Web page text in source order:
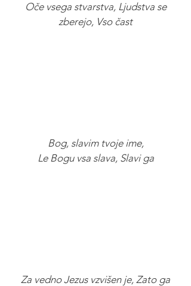
Oče vsega stvarstva, Ljudstva se
zberejo, Vso čast
Bog, slavim tvoje ime,
Le Bogu vsa slava, Slavi ga
Za vedno Jezus vzvišen je, Zato ga